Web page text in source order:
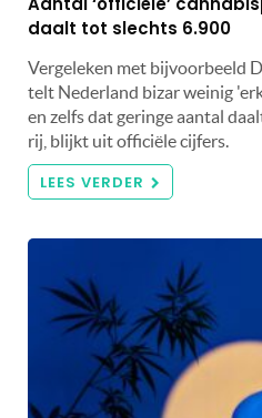
daalt tot slechts 6.900
Vergeleken met bijvoorbeeld
telt Nederland bizar weinig
en zelfs dat geringe aantal
rij, blijkt uit officiële cijfers.
LEES VERDER